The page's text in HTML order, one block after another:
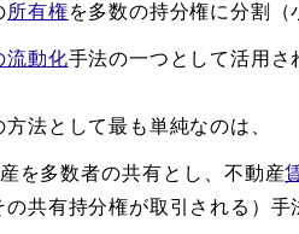
所有権を多数の持分権に分割（
流動化手法の一つとして活用さ
方法として最も単純なのは、
を多数者の共有とし、不動産
の共有持分権が取引される）手